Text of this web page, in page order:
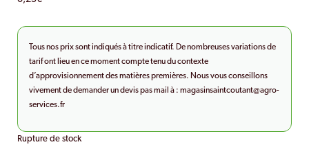
Tous nos prix sont indiqués à titre indicatif. De nombreuses variations de
tarif ont lieu en ce moment compte tenu du contexte
d’approvisionnement des matières premières. Nous vous conseillons
vivement de demander un devis pas mail à : magasinsaintcoutant@agro-
services.fr
Rupture de stock